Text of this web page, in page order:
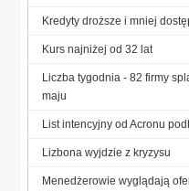
Kredyty droższe i mniej
Kurs najniżej od 32 lat
Liczba tygodnia - 82 firmy
maju
List intencyjny od Acronu
Lizbona wyjdzie z kryzysu
Menedżerowie wyglądają